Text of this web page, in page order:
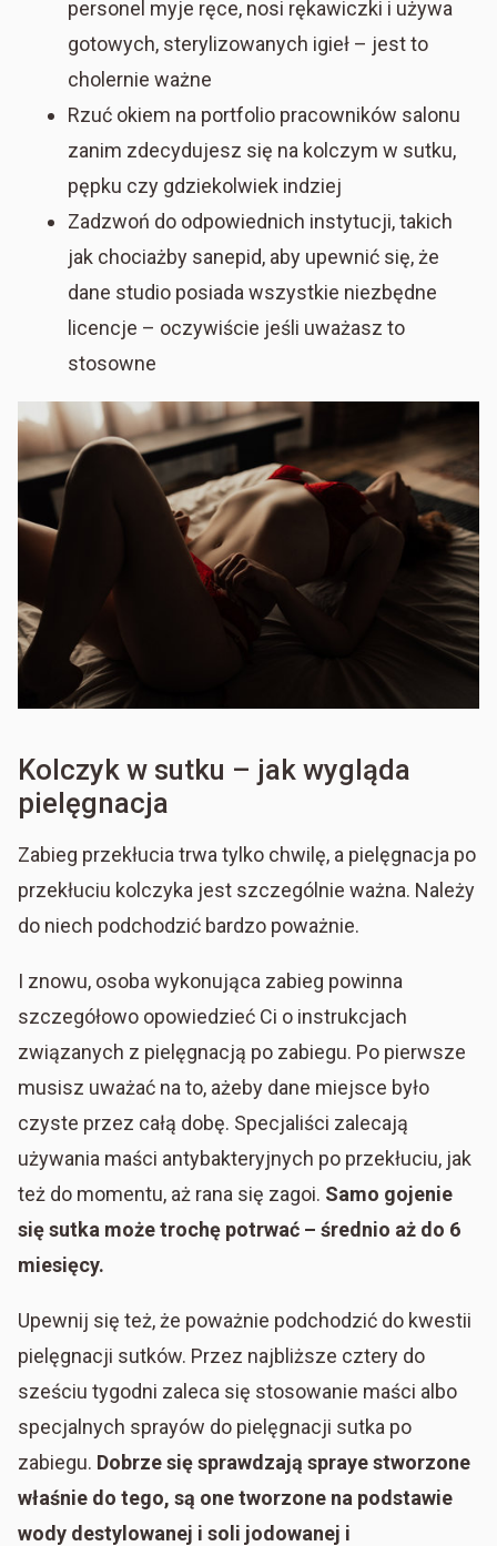
personel myje ręce, nosi rękawiczki i używa
gotowych, sterylizowanych igieł – jest to
cholernie ważne
Rzuć okiem na portfolio pracowników salonu
zanim zdecydujesz się na kolczym w sutku,
pępku czy gdziekolwiek indziej
Zadzwoń do odpowiednich instytucji, takich
jak chociażby sanepid, aby upewnić się, że
dane studio posiada wszystkie niezbędne
licencje – oczywiście jeśli uważasz to
stosowne
Kolczyk w sutku – jak wygląda
pielęgnacja
Zabieg przekłucia trwa tylko chwilę, a pielęgnacja po
przekłuciu kolczyka jest szczególnie ważna. Należy
do niech podchodzić bardzo poważnie.
I znowu, osoba wykonująca zabieg powinna
szczegółowo opowiedzieć Ci o instrukcjach
związanych z pielęgnacją po zabiegu. Po pierwsze
musisz uważać na to, ażeby dane miejsce było
czyste przez całą dobę. Specjaliści zalecają
używania maści antybakteryjnych po przekłuciu, jak
też do momentu, aż rana się zagoi. Samo gojenie
się sutka może trochę potrwać – średnio aż do 6
miesięcy.
Upewnij się też, że poważnie podchodzić do kwestii
pielęgnacji sutków. Przez najbliższe cztery do
sześciu tygodni zaleca się stosowanie maści albo
specjalnych sprayów do pielęgnacji sutka po
zabiegu. Dobrze się sprawdzają spraye stworzone
właśnie do tego, są one tworzone na podstawie
wody destylowanej i soli jodowanej i